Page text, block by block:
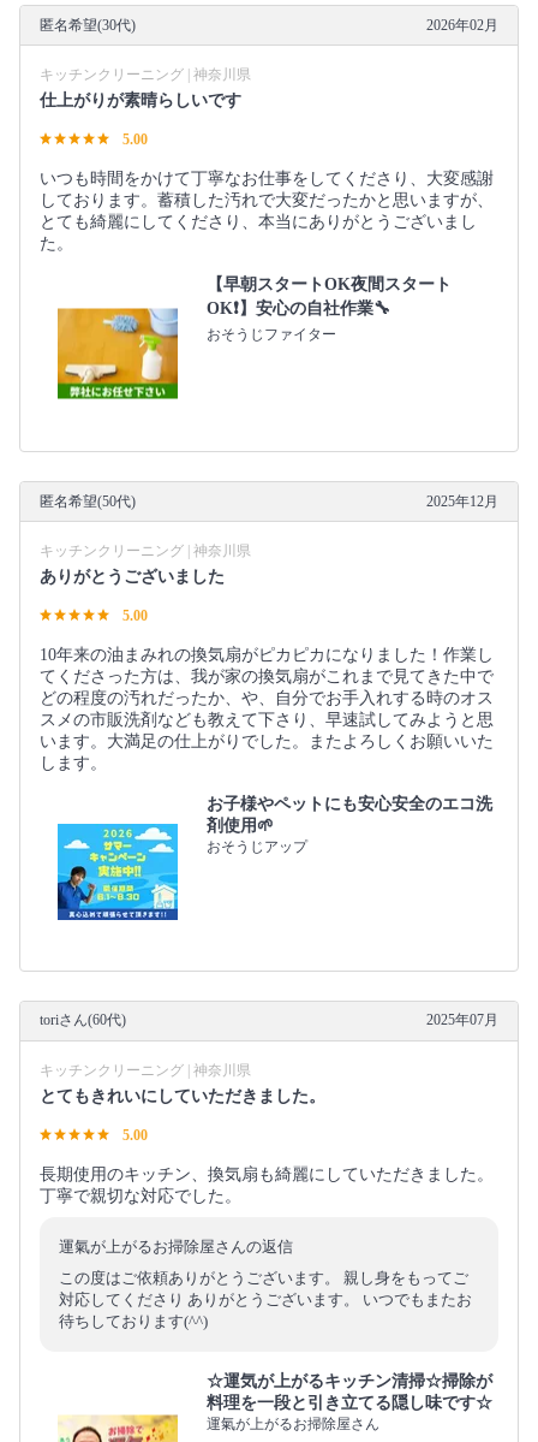
匿名希望(30代) 2026年02月
キッチンクリーニング | 神奈川県
仕上がりが素晴らしいです
5.00
いつも時間をかけて丁寧なお仕事をしてくださり、大変感謝
しております。蓄積した汚れで大変だったかと思いますが、
とても綺麗にしてくださり、本当にありがとうございまし
た。
【早朝スタートOK夜間スタート
OK❗️】安心の自社作業🔧
おそうじファイター
匿名希望(50代) 2025年12月
キッチンクリーニング | 神奈川県
ありがとうございました
5.00
10年来の油まみれの換気扇がピカピカになりました！作業し
てくださった方は、我が家の換気扇がこれまで見てきた中で
どの程度の汚れだったか、や、自分でお手入れする時のオス
スメの市販洗剤なども教えて下さり、早速試してみようと思
います。大満足の仕上がりでした。またよろしくお願いいた
します。
お子様やペットにも安心安全のエコ洗
剤使用🌱
おそうじアップ
toriさん(60代) 2025年07月
キッチンクリーニング | 神奈川県
とてもきれいにしていただきました。
5.00
長期使用のキッチン、換気扇も綺麗にしていただきました。
丁寧で親切な対応でした。
運氣が上がるお掃除屋さんの返信
この度はご依頼ありがとうございます。 親し身をもってご
対応してくださり ありがとうございます。 いつでもまたお
待ちしております(^^)
☆運気が上がるキッチン清掃☆掃除が
料理を一段と引き立てる隠し味です☆
運氣が上がるお掃除屋さん